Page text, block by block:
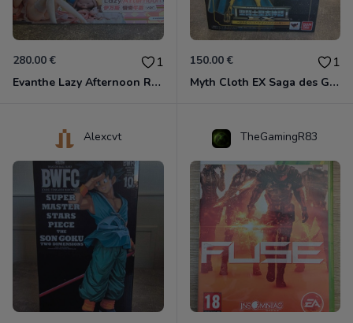
280.00 € 1
Evanthe Lazy Afternoon Red Pride of Eden
150.00 € 1
Myth Cloth EX Saga des Gémeaux
Alexcvt TheGamingR83